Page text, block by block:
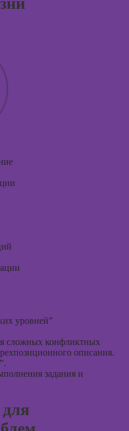
уровней”
сложных конфликтных
описания.
задания и